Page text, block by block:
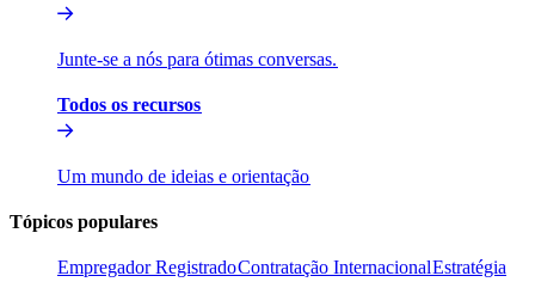
Junte-se a nós para ótimas conversas.​​
Todos os recursos​​
Um mundo de ideias e orientação​​
Tópicos populares​​
Empregador Registrado​​Contratação Internacional​​Estratégia